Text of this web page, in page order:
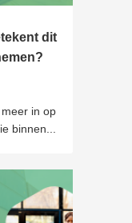
dit
in op
binnen...